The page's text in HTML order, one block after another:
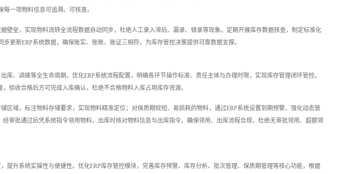
一项物料信息可追溯、可核查。
壁垒，实现物料流转全流程数据自动同步，杜绝人工录入滞后、漏录、错录等现象。定期开展库存数据核查，制定标准化
更新ERP系统数据，确保账实、账账、账证三相符，为库存管控决策提供可靠数据支撑。
、调拨等全生命周期，优化ERP系统流程配置，明确各环节操作标准、责任主体与办理时限，实现库存管理闭环管控。
验收合格后方可完成入库确认，杜绝不合格物料入库占用库存资源。
域，标注物料存储要求，实现物料精准定位；对保质期较短、易损耗的物料，通过ERP系统设置到期预警，强化动态管
审批通过后凭系统指令领用物料，出库时核对物料信息与出库指令，确保领用、出库流程合规，杜绝无审批领用、超额领
升系统实操性与便捷性。优化ERP库存管控模块，完善库存预警、库存分析、批次管理、保质期管理等核心功能，根据